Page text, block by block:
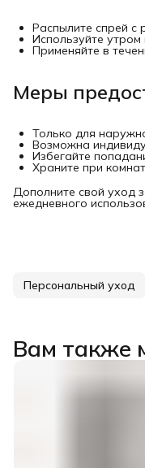
Распылите спрей с
Используйте
Применяйте в
Меры
Только для
Возможна
Избегайте
Храните при
Дополните свой уход
ежедневного
Персональный уход
Вам также